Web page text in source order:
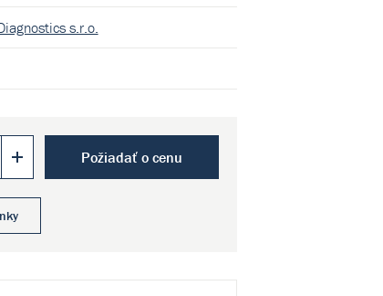
s.r.o.
Požiadať o cenu